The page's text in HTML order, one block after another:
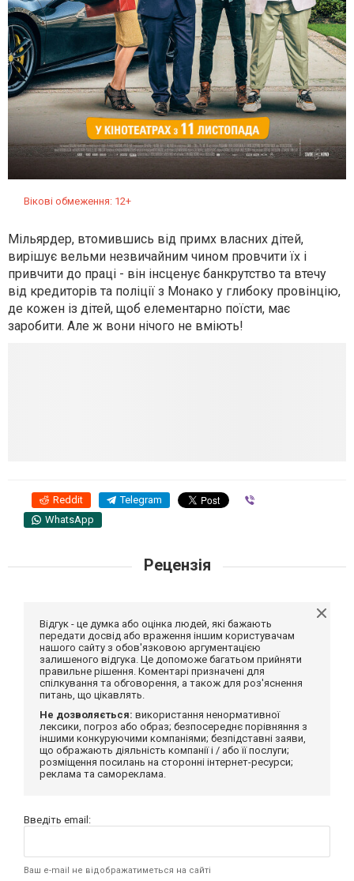
Вікові обмеження: 12+
Мільярдер, втомившись від примх власних дітей,
вирішує вельми незвичайним чином провчити їх і
привчити до праці - він інсценує банкрутство та втечу
від кредиторів та поліції з Монако у глибоку провінцію,
де кожен із дітей, щоб елементарно поїсти, має
заробити. Але ж вони нічого не вміють!
Reddit Telegram
WhatsApp
Рецензія
Відгук - це думка або оцінка людей, які бажають
передати досвід або враження іншим користувачам
нашого сайту з обов'язковою аргументацією
залишеного відгука. Це допоможе багатьом прийняти
правильне рішення. Коментарі призначені для
спілкування та обговорення, а також для роз'яснення
питань, що цікавлять.
Не дозволяється: використання ненормативної
лексики, погроз або образ; безпосереднє порівняння з
іншими конкуруючими компаніями; безпідставні заяви,
що ображають діяльність компанії і / або її послуги;
розміщення посилань на сторонні інтернет-ресурси;
реклама та самореклама.
Введіть email:
Ваш e-mail не відображатиметься на сайті